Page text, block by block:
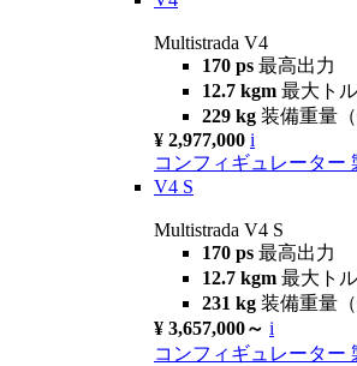
Multistrada V4
170 ps 最高出力
12.7 kgm 最大ト
229 kg 装備重量
¥ 2,977,000 i
コンフィギュレーター
V4 S
Multistrada V4 S
170 ps 最高出力
12.7 kgm 最大ト
231 kg 装備重量
¥ 3,657,000～ i
コンフィギュレーター